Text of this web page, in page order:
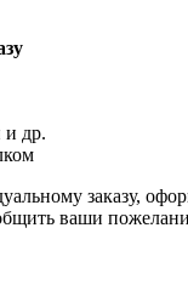
и др.
заказу,
ваши